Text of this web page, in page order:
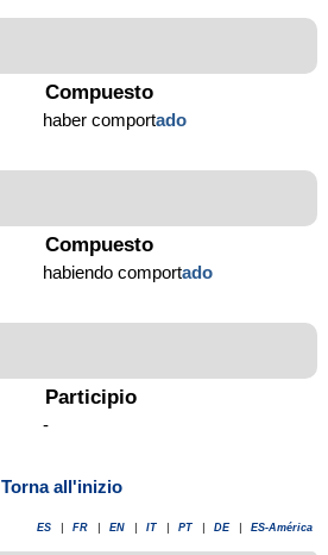
Compuesto
haber comportado
Compuesto
habiendo comportado
Participio
-
Torna all'inizio
ES FR EN IT PT DE ES-América